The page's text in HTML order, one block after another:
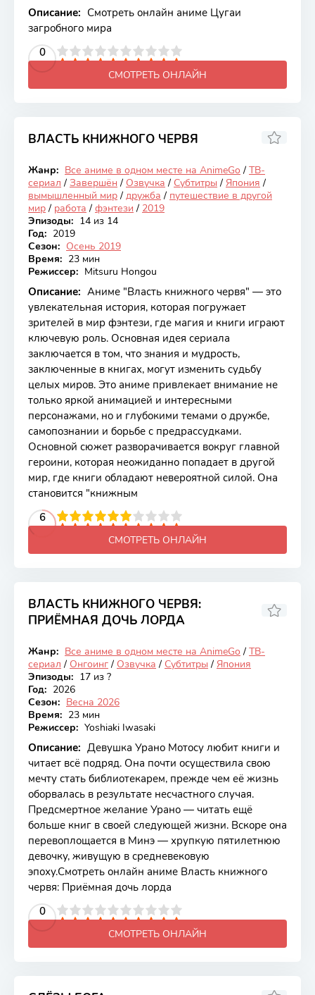
Описание: Смотреть онлайн аниме Цугаи
загробного мира
0
4 5 6 7 8 9 10
СМОТРЕТЬ ОНЛАЙН
ВЛАСТЬ КНИЖНОГО ЧЕРВЯ
Закончен
7.97
Жанр: Все аниме в одном месте на AnimeGo / ТВ-
сериал / Завершён / Озвучка / Субтитры / Япония /
вымышленный мир / дружба / путешествие в другой
мир / работа / фэнтези / 2019
Эпизоды: 14 из 14
Год: 2019
Сезон: Осень 2019
Время: 23 мин
Режиссер: Mitsuru Hongou
Описание: Аниме "Власть книжного червя" — это
увлекательная история, которая погружает
зрителей в мир фэнтези, где магия и книги играют
ключевую роль. Основная идея сериала
заключается в том, что знания и мудрость,
заключенные в книгах, могут изменить судьбу
целых миров. Это аниме привлекает внимание не
только яркой анимацией и интересными
персонажами, но и глубокими темами о дружбе,
самопознании и борьбе с предрассудками.
Основной сюжет разворачивается вокруг главной
героини, которая неожиданно попадает в другой
мир, где книги обладают невероятной силой. Она
становится "книжным
6
4 5 6 7 8 9 10
СМОТРЕТЬ ОНЛАЙН
ВЛАСТЬ КНИЖНОГО ЧЕРВЯ:
ПРИЁМНАЯ ДОЧЬ ЛОРДА
Онгоинг
7.79
Жанр: Все аниме в одном месте на AnimeGo / ТВ-
сериал / Онгоинг / Озвучка / Субтитры / Япония
Эпизоды: 17 из ?
Год: 2026
Сезон: Весна 2026
Время: 23 мин
Режиссер: Yoshiaki Iwasaki
Описание: Девушка Урано Мотосу любит книги и
читает всё подряд. Она почти осуществила свою
мечту стать библиотекарем, прежде чем её жизнь
оборвалась в результате несчастного случая.
Предсмертное желание Урано — читать ещё
больше книг в своей следующей жизни. Вскоре она
перевоплощается в Минэ — хрупкую пятилетнюю
девочку, живущую в средневековую
эпоху.Смотреть онлайн аниме Власть книжного
червя: Приёмная дочь лорда
0
4 5 6 7 8 9 10
СМОТРЕТЬ ОНЛАЙН